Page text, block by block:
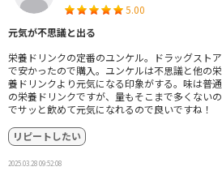
5.00
元気が不思議と出る
栄養ドリンクの定番のユンケル。ドラッグストア
で安かったので購入。ユンケルは不思議と他の栄
養ドリンクより元気になる印象がする。味は普通
の栄養ドリンクですが、量もそこまで多くないの
でサッと飲めて元気になれるので良いですね！
リピートしたい
2025.03.28 09:52:08